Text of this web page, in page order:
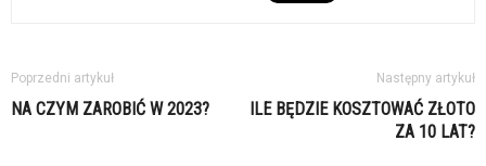
Poprzedni artykuł
NA CZYM ZAROBIĆ W 2023?
Następny artykuł
ILE BĘDZIE KOSZTOWAĆ ZŁOTO
ZA 10 LAT?